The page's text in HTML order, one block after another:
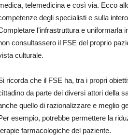
telemedicina e così via. Ecco
degli specialisti e sulla
l’infrastruttura e uniformarla
consultassero il FSE del proprio
culturale.
ricorda che il FSE ha, tra i propri
da parte dei diversi attori della
quello di razionalizzare e meglio
esempio, potrebbe permettere la
farmacologiche del paziente.